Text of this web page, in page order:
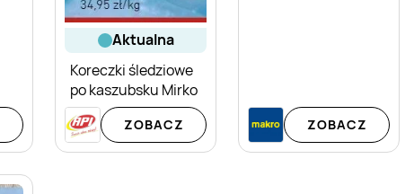
aktualna
Koreczki śledziowe
po kaszubsku Mirko
ZOBACZ ZOBACZ